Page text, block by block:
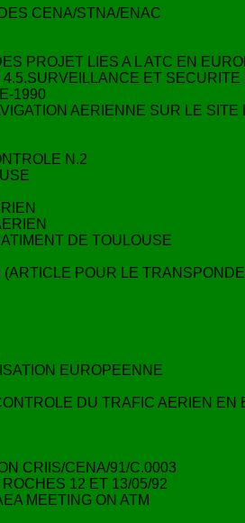
CENA/STNA/ENAC
PROJET LIES A L ATC EN
ET
1990
AERIENNE SUR LE
N.2
DE TOULOUSE
POUR LE
EUROPEENNE
DU TRAFIC AERIEN EN
CRIIS/CENA/91/C.0003
12 ET 13/05/92
MEETING ON ATM